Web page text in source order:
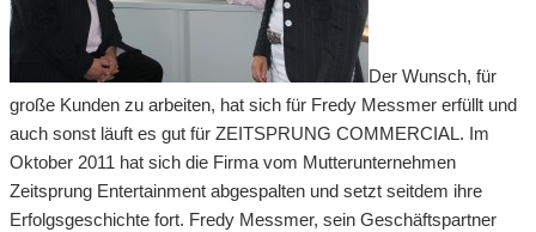
Der Wunsch, für
große Kunden zu arbeiten, hat sich für Fredy Messmer erfüllt und
auch sonst läuft es gut für ZEITSPRUNG COMMERCIAL. Im
Oktober 2011 hat sich die Firma vom Mutterunternehmen
Zeitsprung Entertainment abgespalten und setzt seitdem ihre
Erfolgsgeschichte fort. Fredy Messmer, sein Geschäftspartner